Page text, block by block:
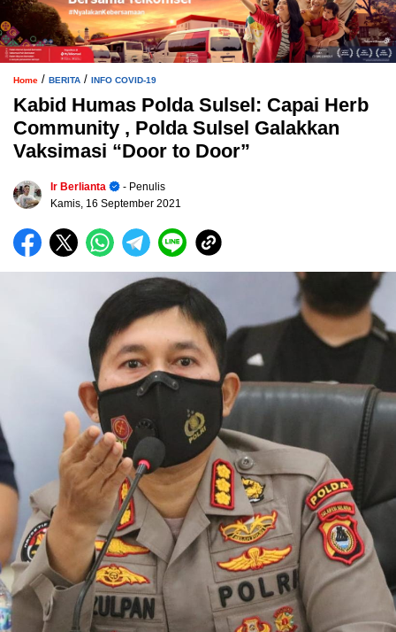
Home / BERITA / INFO COVID-19
Kabid Humas Polda Sulsel: Capai Herb
Community , Polda Sulsel Galakkan
Vaksimasi “Door to Door”
Ir Berlianta
- Penulis
Kamis, 16 September 2021